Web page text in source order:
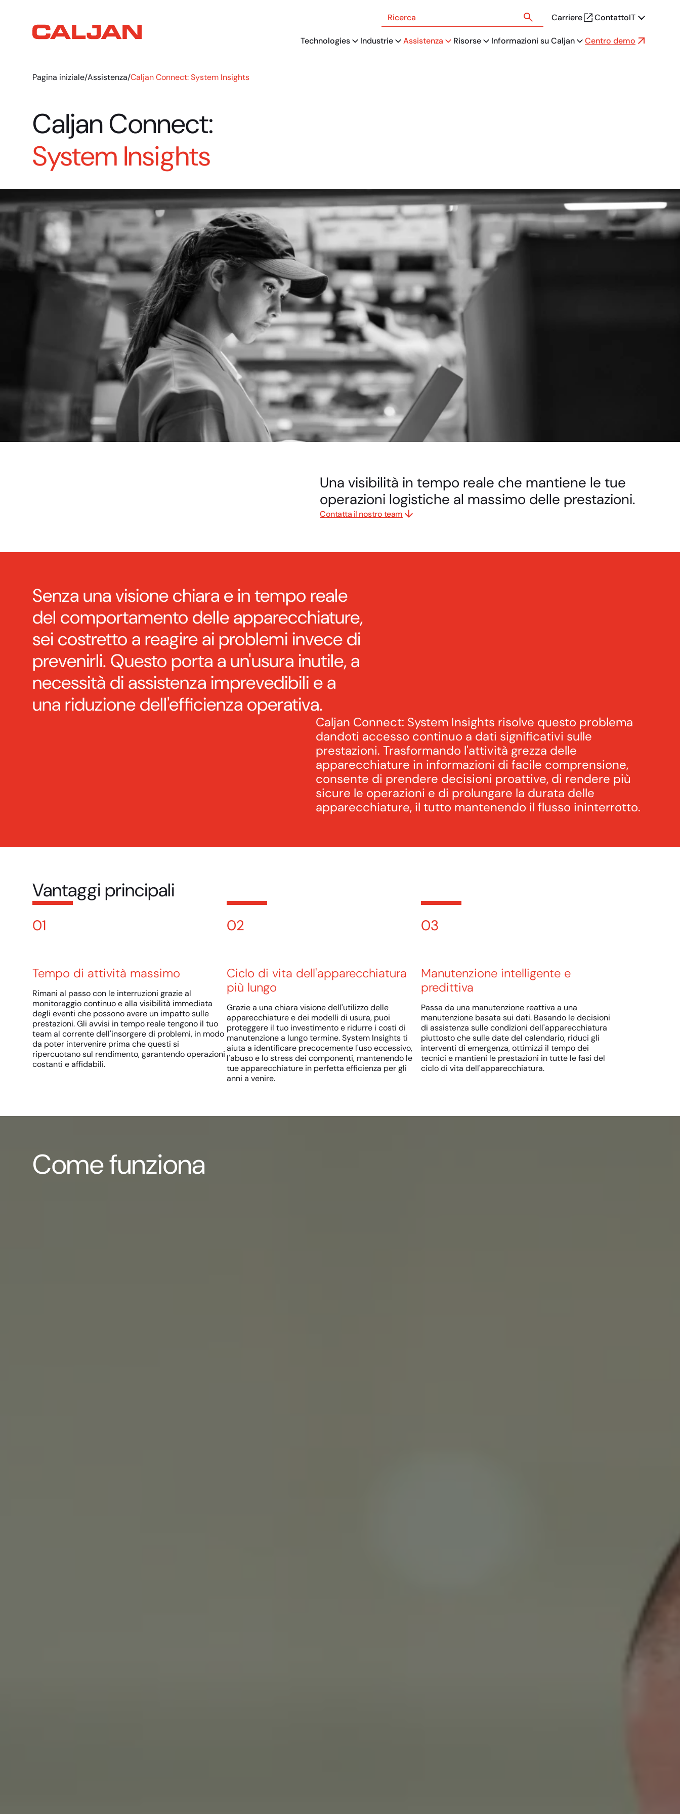
Ricerca Carriere ContattoIT
Technologies Industrie Assistenza Risorse Informazioni su Caljan Centro demo
Pagina iniziale/Assistenza/Caljan Connect: System Insights
Caljan Connect:
System Insights
Una visibilità in tempo reale che mantiene le tue
operazioni logistiche al massimo delle prestazioni.
Contatta il nostro team
Senza una visione chiara e in tempo reale
del comportamento delle apparecchiature,
sei costretto a reagire ai problemi invece di
prevenirli. Questo porta a un'usura inutile, a
necessità di assistenza imprevedibili e a
una riduzione dell'efficienza operativa.
Caljan Connect: System Insights risolve questo problema
dandoti accesso continuo a dati significativi sulle
prestazioni. Trasformando l'attività grezza delle
apparecchiature in informazioni di facile comprensione,
consente di prendere decisioni proattive, di rendere più
sicure le operazioni e di prolungare la durata delle
apparecchiature, il tutto mantenendo il flusso ininterrotto.
Vantaggi principali
01
Tempo di attività massimo
Rimani al passo con le interruzioni grazie al
monitoraggio continuo e alla visibilità immediata
degli eventi che possono avere un impatto sulle
prestazioni. Gli avvisi in tempo reale tengono il tuo
team al corrente dell'insorgere di problemi, in modo
da poter intervenire prima che questi si
ripercuotano sul rendimento, garantendo operazioni
costanti e affidabili.
02
Ciclo di vita dell'apparecchiatura
più lungo
Grazie a una chiara visione dell'utilizzo delle
apparecchiature e dei modelli di usura, puoi
proteggere il tuo investimento e ridurre i costi di
manutenzione a lungo termine. System Insights ti
aiuta a identificare precocemente l'uso eccessivo,
l'abuso e lo stress dei componenti, mantenendo le
tue apparecchiature in perfetta efficienza per gli
anni a venire.
03
Manutenzione intelligente e
predittiva
Passa da una manutenzione reattiva a una
manutenzione basata sui dati. Basando le decisioni
di assistenza sulle condizioni dell'apparecchiatura
piuttosto che sulle date del calendario, riduci gli
interventi di emergenza, ottimizzi il tempo dei
tecnici e mantieni le prestazioni in tutte le fasi del
ciclo di vita dell'apparecchiatura.
Come funziona